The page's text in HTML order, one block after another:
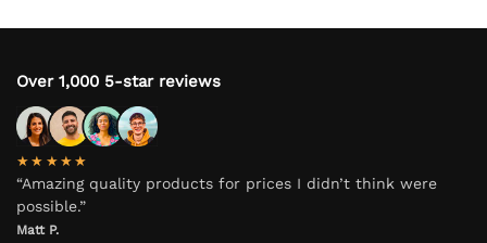
Over 1,000 5-star reviews
★★★★★
“Amazing quality products for prices I didn’t think were
possible.”
Matt P.